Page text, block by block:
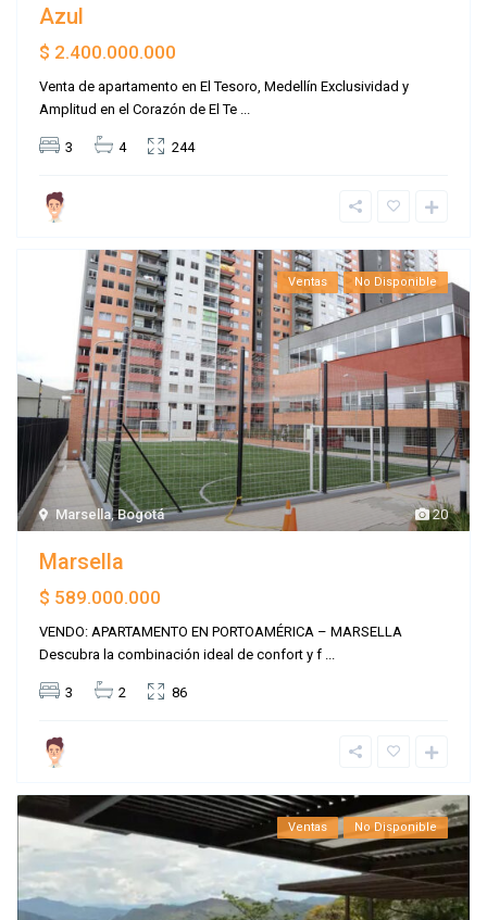
Azul
$ 2.400.000.000
Venta de apartamento en El Tesoro, Medellín Exclusividad y
Amplitud en el Corazón de El Te
3 4 244
20
Marsella,Bogotá
Ventas No Disponible
Marsella
$ 589.000.000
VENDO: APARTAMENTO EN PORTOAMÉRICA – MARSELLA
Descubra la combinación ideal de confort y f ...
3 2 86
Ventas No Disponible